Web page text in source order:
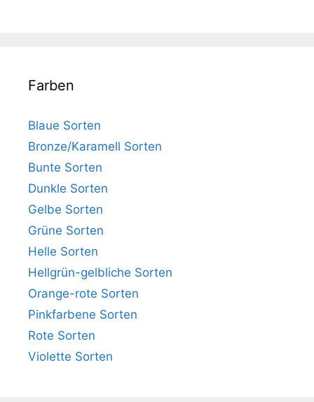
Farben
Blaue Sorten
Bronze/Karamell Sorten
Bunte Sorten
Dunkle Sorten
Gelbe Sorten
Grüne Sorten
Helle Sorten
Hellgrün-gelbliche Sorten
Orange-rote Sorten
Pinkfarbene Sorten
Rote Sorten
Violette Sorten